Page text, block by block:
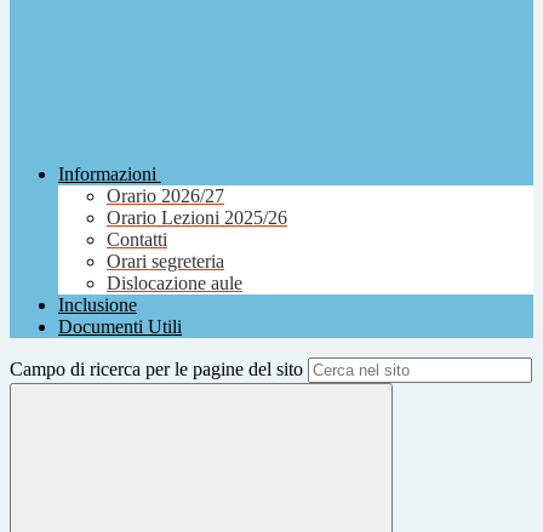
Informazioni
Orario 2026/27
Orario Lezioni 2025/26
Contatti
Orari segreteria
Dislocazione aule
Inclusione
Documenti Utili
Campo di ricerca per le pagine del sito